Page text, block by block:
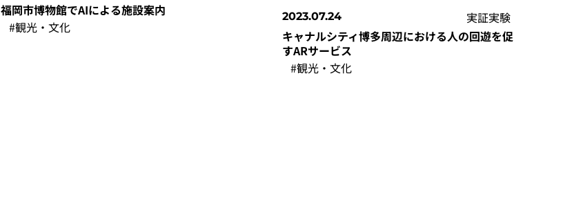
福岡市博物館でAIによる施設案内
#観光・文化
2023.07.24
実証実験
キャナルシティ博多周辺における人の回遊を促
すARサービス
#観光・文化